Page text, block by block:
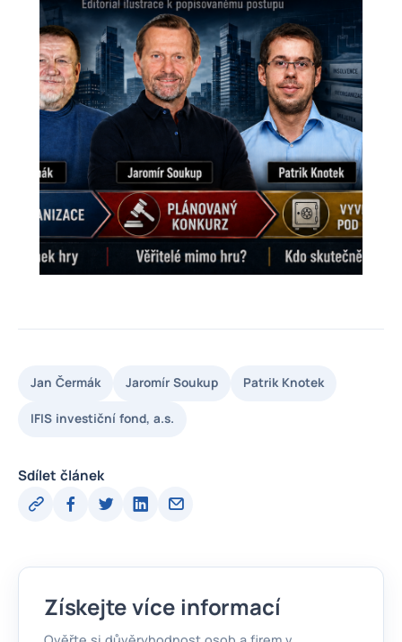
Jan Čermák Jaromír Soukup Patrik Knotek
IFIS investiční fond, a.s.
Sdílet článek
Získejte více informací